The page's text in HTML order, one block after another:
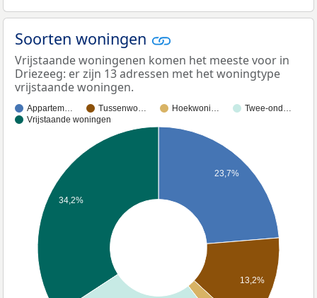
Soorten woningen
Vrijstaande woningenen komen het meeste voor in
Driezeeg: er zijn 13 adressen met het woningtype
vrijstaande woningen.
Appartem… Tussenwo… Hoekwoni…
Twee-ond…
Vrijstaande woningen
23,7%
13,2%
34,2%